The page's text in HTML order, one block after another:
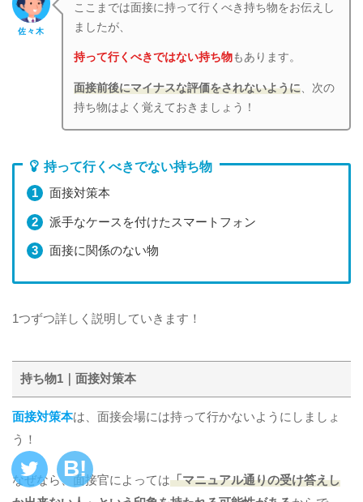
佐々木
ここまでは面接に持って行くべき持ち物をお伝えし
ましたが、
持って行くべきではない持ち物もあります。
面接前後にマイナスな評価をされないように 、次の
持ち物はよく覚えておきましょう！
持って行くべきでない持ち物
面接対策本
派手なケースを付けたスマートフォン
面接に関係のない物
1つずつ詳しく説明していきます！
持ち物1｜面接対策本
面接対策本は、面接会場には持って行かないようにしましょ
う！
なぜなら、面接官によっては「マニュアル通りの受け答えし